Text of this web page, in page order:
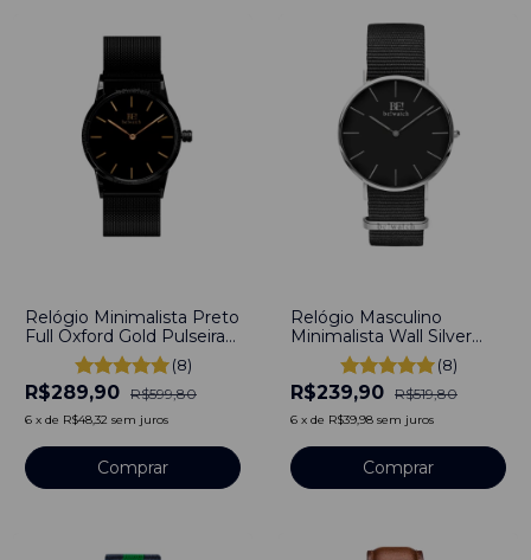
Relógio Minimalista Preto
Full Oxford Gold Pulseira
de Aço Preto 40mm Aço
Inoxidável banhado a
titânio
(8)
R$289,90 R$599,80
6 x de R$48,32 sem juros
Comprar
Relógio Masculino
Minimalista Wall Silver
Pulseira Nylon Nato Preto
40mm Aço Inoxidável
banhado a titânio
(8)
R$239,90 R$519,80
6 x de R$39,98 sem juros
Comprar